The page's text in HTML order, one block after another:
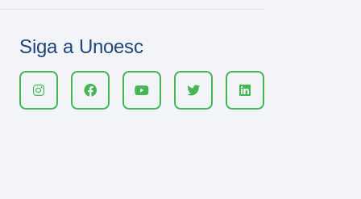
Siga a Unoesc